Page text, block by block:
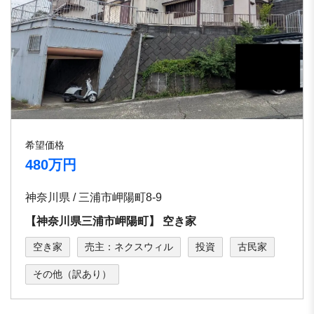
希望価格
480万円
神奈川県 / 三浦市岬陽町8-9
【神奈川県三浦市岬陽町】 空き家
空き家 売主：ネクスウィル 投資 古民家
その他（訳あり）